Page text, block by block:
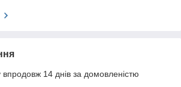
14 днів за домовленістю